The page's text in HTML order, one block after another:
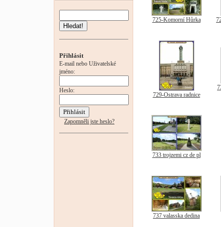
Hledat!
Přihlásit
E-mail nebo Uživatelské
jméno:
Heslo:
Zapomněli jste heslo?
725-Komorní Hůrka
729-Ostrava radnice
733 trojzemi cz de pl
737 valasska dedina